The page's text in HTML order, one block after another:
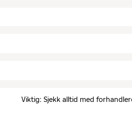
Viktig: Sjekk alltid med